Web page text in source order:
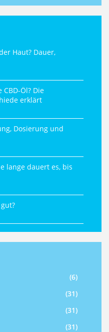
Haut? Dauer,
Öl? Die
erklärt
Dosierung und
lange dauert es, bis
(6)
(31)
(31)
(31)